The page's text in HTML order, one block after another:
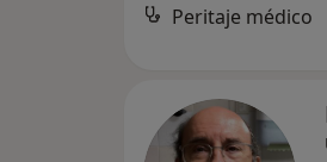
Peritaje médico